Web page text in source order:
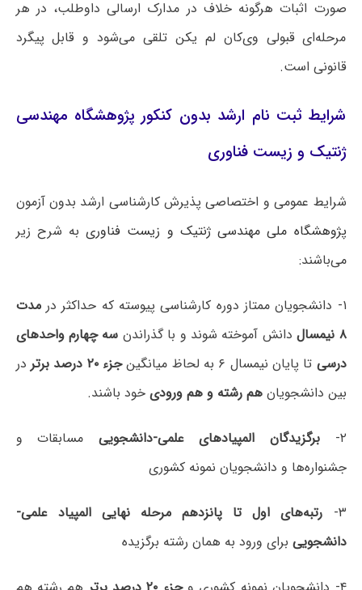
صورت اثبات هرگونه خلاف در مدارک ارسالی داوطلب، در هر
مرحله‌ای قبولی وی‌کان لم یکن تلقی می‌شود و قابل پیگرد
قانونی است.
شرایط ثبت نام ارشد بدون کنکور پژوهشگاه مهندسی
ژنتیک و زیست فناوری
شرایط عمومی و اختصاصی پذیرش کارشناسی‌ ارشد بدون آزمون
پژوهشگاه ملی مهندسی ژنتیک و زیست فناوریبه شرح زیر
می‌باشند:
۱- دانشجویان ممتاز دوره کارشناسی پیوسته که حداکثر در
مدت
۸ نیمسال
دانش آموخته شوند و با گذراندن سه چهارم واحدهای
درسی تا پایان نیمسال ۶ به لحاظ میانگین جزء ۲۰ درصد برتر
در
بین دانشجویان هم رشته و هم ورودی خود باشند.
۲- برگزیدگان المپیادهای علمی-دانشجویی مسابقات و
جشنواره‌ها و دانشجویان نمونه کشوری
۳-
رتبه‌های اول تا پانزدهم مرحله نهایی المپیاد علمی-
دانشجویی برای ورود به همان رشته برگزیده